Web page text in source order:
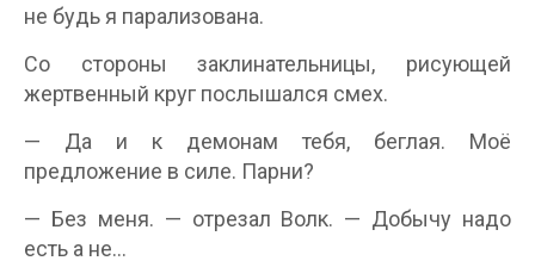
не будь я парализована.
Со стороны заклинательницы, рисующей
жертвенный круг послышался смех.
— Да и к демонам тебя, беглая. Моё
предложение в силе. Парни?
— Без меня. — отрезал Волк. — Добычу надо
есть а не…